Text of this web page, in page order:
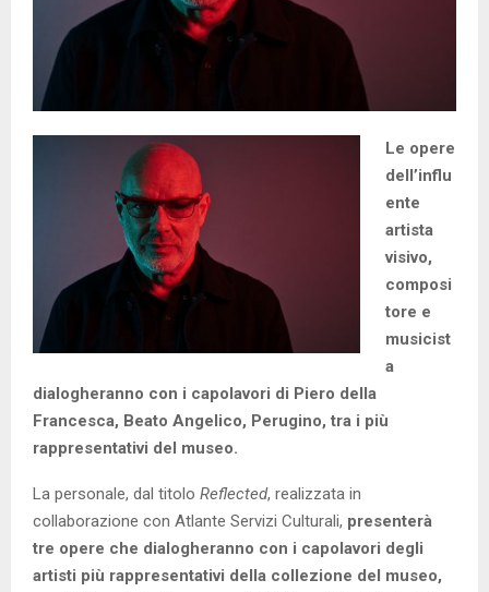
Le opere
dell’influ
ente
artista
visivo,
composi
tore e
musicist
a
dialogheranno con i capolavori di Piero della
Francesca, Beato Angelico, Perugino, tra i più
rappresentativi del museo.
La personale, dal titolo Reflected, realizzata in
collaborazione con Atlante Servizi Culturali, presenterà
tre opere che dialogheranno con i capolavori degli
artisti più rappresentativi della collezione del museo,